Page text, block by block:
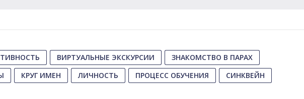
ВИРТУАЛЬНЫЕ ЭКСКУРСИИ
ЗНАКОМСТВО В ПАРАХ
КРУГ ИМЕН ЛИЧНОСТЬ ПРОЦЕСС ОБУЧЕНИЯ
СИНКВЕЙН